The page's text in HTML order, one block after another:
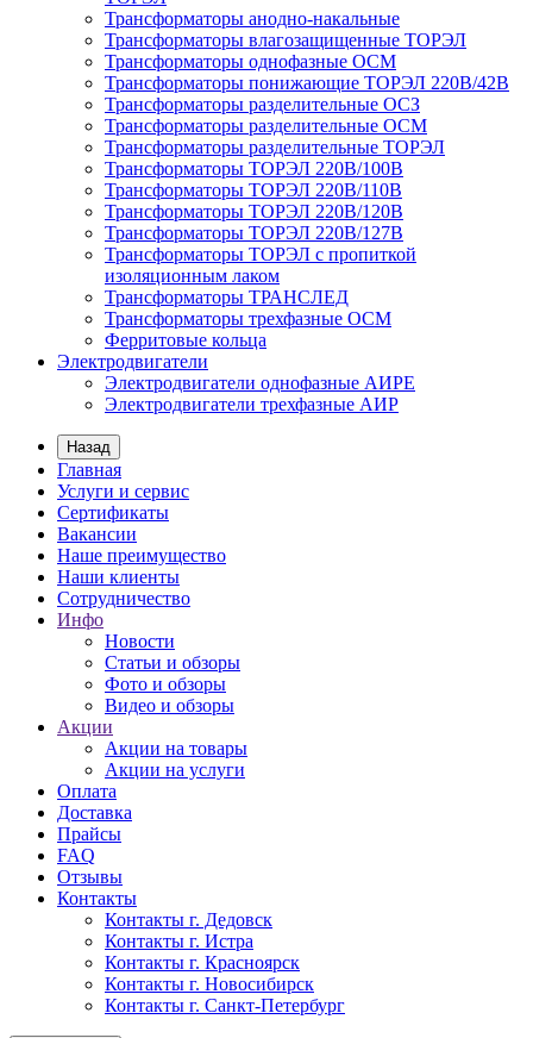
Трансформаторы анодно-накальные
Трансформаторы влагозащищенные ТОРЭЛ
Трансформаторы однофазные ОСМ
Трансформаторы понижающие ТОРЭЛ 220В/42В
Трансформаторы разделительные ОСЗ
Трансформаторы разделительные ОСМ
Трансформаторы разделительные ТОРЭЛ
Трансформаторы ТОРЭЛ 220В/100В
Трансформаторы ТОРЭЛ 220В/110В
Трансформаторы ТОРЭЛ 220В/120В
Трансформаторы ТОРЭЛ 220В/127В
Трансформаторы ТОРЭЛ с пропиткой
изоляционным лаком
Трансформаторы ТРАНСЛЕД
Трансформаторы трехфазные ОСМ
Ферритовые кольца
Электродвигатели
Электродвигатели однофазные АИРЕ
Электродвигатели трехфазные АИР
Назад
Главная
Услуги и сервис
Сертификаты
Вакансии
Наше преимущество
Наши клиенты
Сотрудничество
Инфо
Новости
Статьи и обзоры
Фото и обзоры
Видео и обзоры
Акции
Акции на товары
Акции на услуги
Оплата
Доставка
Прайсы
FAQ
Отзывы
Контакты
Контакты г. Дедовск
Контакты г. Истра
Контакты г. Красноярск
Контакты г. Новосибирск
Контакты г. Санкт-Петербург